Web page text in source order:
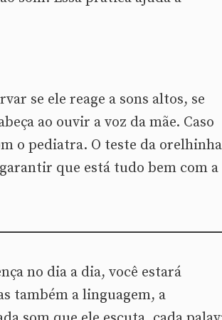
se ele reage a sons altos, se
ao ouvir a voz da mãe. Caso
o pediatra. O teste da
que está tudo bem com a
no dia a dia, você estará
também a linguagem, a